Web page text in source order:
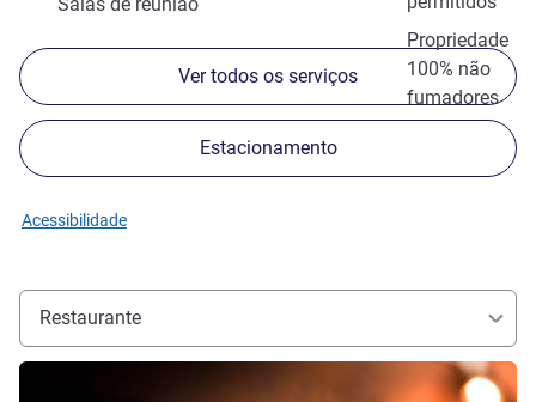
Propriedade
100% não
fumadores
Ver todos os serviços
Estacionamento
Acessibilidade
Restaurante
Ver detalhes